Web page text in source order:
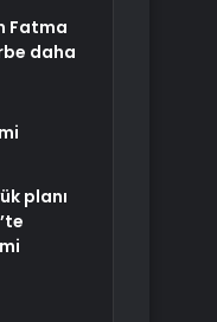
Fatma
daha
planı